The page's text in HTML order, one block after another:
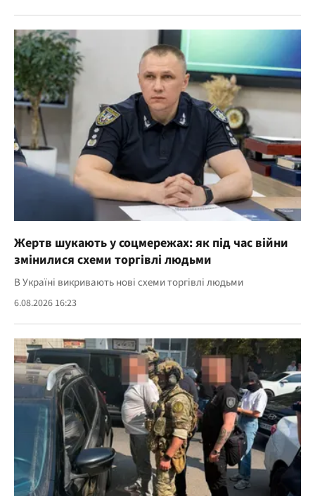
Жертв шукають у соцмережах: як під час війни
змінилися схеми торгівлі людьми
В Україні викривають нові схеми торгівлі людьми
6.08.2026 16:23